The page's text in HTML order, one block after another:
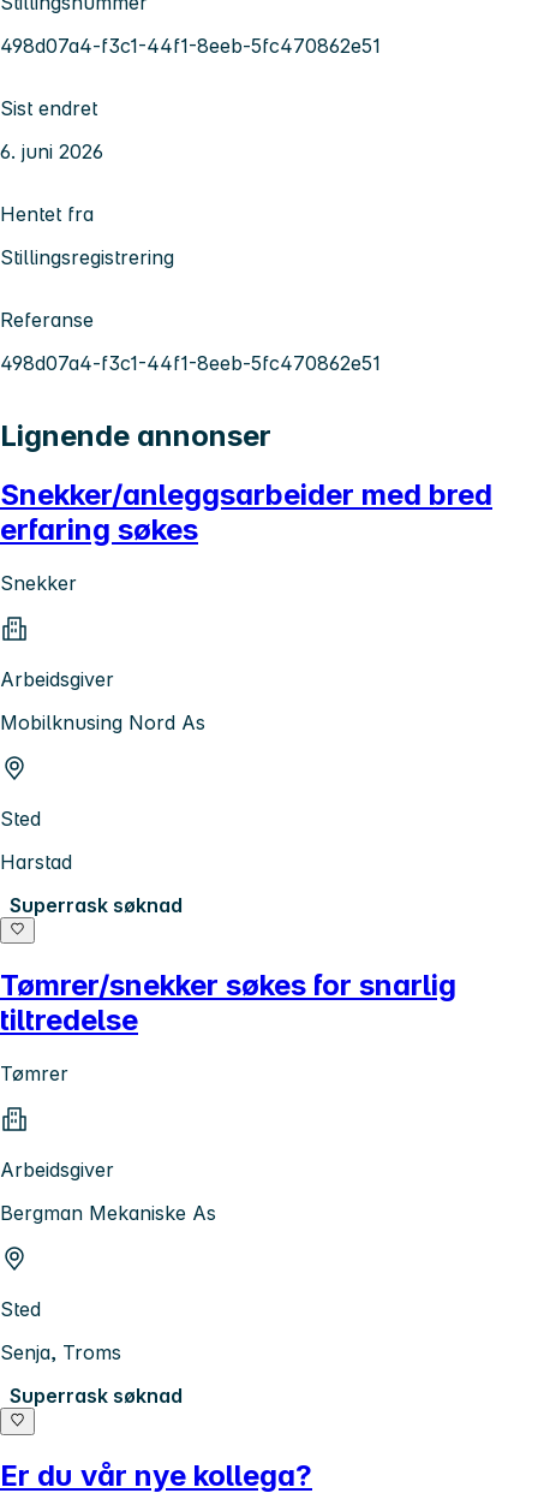
498d07a4-f3c1-44f1-8eeb-5fc470862e51
Sist endret
6. juni 2026
Hentet fra
Stillingsregistrering
Referanse
498d07a4-f3c1-44f1-8eeb-5fc470862e51
Lignende annonser
Snekker/anleggsarbeider med bred
erfaring søkes
Snekker
Arbeidsgiver
Mobilknusing Nord As
Sted
Harstad
Superrask søknad
Tømrer/snekker søkes for snarlig
tiltredelse
Tømrer
Arbeidsgiver
Bergman Mekaniske As
Sted
Senja, Troms
Superrask søknad
Er du vår nye kollega?